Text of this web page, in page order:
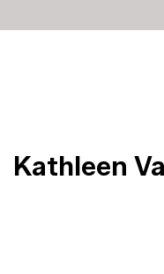
Kathleen